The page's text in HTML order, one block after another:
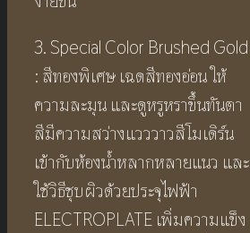
3. Special Color Brushed Gold
: สีทองพิเศษ เฉดสีทองอ่อน ให้
ความละมุน และดูหรูหราขึ้นทันตา
สีมีความสว่างแวววาวสีโมเดิร์น
เข้ากับห้องน้ำหลากหลายแนว และ
ใช้วิธีชุบผิวด้วยประจุไฟฟ้า
ELECTROPLATE เพิ่มความแข็ง